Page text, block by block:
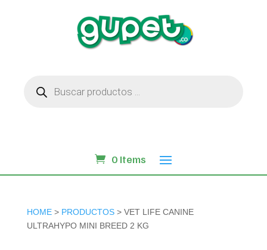
productos
0 Items
HOME> PRODUCTOS> VET LIFE CANINE
ULTRAHYPO MINI BREED 2 KG